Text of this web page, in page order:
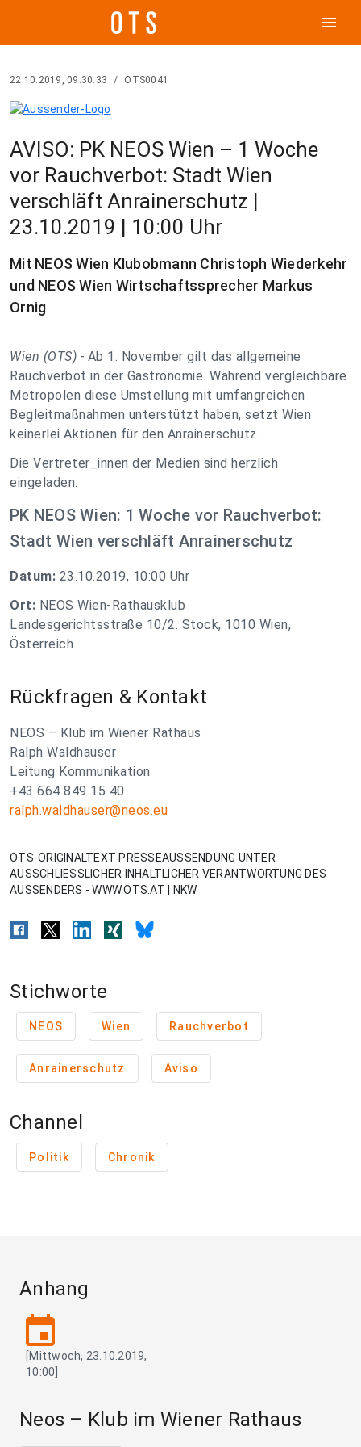
menu
22.10.2019, 09:30:33 / OTS0041
AVISO: PK NEOS Wien – 1 Woche
vor Rauchverbot: Stadt Wien
verschläft Anrainerschutz |
23.10.2019 | 10:00 Uhr
Mit NEOS Wien Klubobmann Christoph Wiederkehr
und NEOS Wien Wirtschaftssprecher Markus
Ornig
Wien (OTS) - Ab 1. November gilt das allgemeine
Rauchverbot in der Gastronomie. Während vergleichbare
Metropolen diese Umstellung mit umfangreichen
Begleitmaßnahmen unterstützt haben, setzt Wien
keinerlei Aktionen für den Anrainerschutz.
Die Vertreter_innen der Medien sind herzlich
eingeladen.
PK NEOS Wien: 1 Woche vor Rauchverbot:
Stadt Wien verschläft Anrainerschutz
Datum: 23.10.2019, 10:00 Uhr
Ort: NEOS Wien-Rathausklub
Landesgerichtsstraße 10/2. Stock, 1010 Wien,
Österreich
Rückfragen & Kontakt
NEOS – Klub im Wiener Rathaus
Ralph Waldhauser
Leitung Kommunikation
+43 664 849 15 40
ralph.waldhauser@neos.eu
OTS-ORIGINALTEXT PRESSEAUSSENDUNG UNTER
AUSSCHLIESSLICHER INHALTLICHER VERANTWORTUNG DES
AUSSENDERS - WWW.OTS.AT | NKW
Stichworte
NEOS Wien Rauchverbot
Anrainerschutz Aviso
Channel
Politik Chronik
Anhang
event
[Mittwoch, 23.10.2019,
10:00]
Neos – Klub im Wiener Rathaus